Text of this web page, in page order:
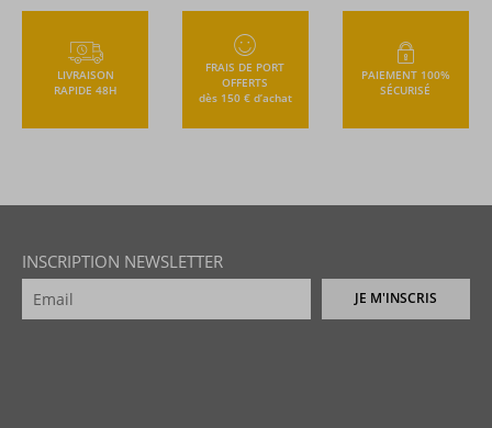
LIVRAISON
RAPIDE 48H
FRAIS DE PORT
OFFERTS
dès 150 € d’achat
PAIEMENT 100%
SÉCURISÉ
INSCRIPTION NEWSLETTER
JE M'INSCRIS